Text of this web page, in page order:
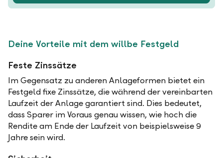
Deine Vorteile mit dem willbe Festgeld
Feste Zinssätze
Im Gegensatz zu anderen Anlageformen bietet ein
Festgeld fixe Zinssätze, die während der vereinbarten
Laufzeit der Anlage garantiert sind. Dies bedeutet,
dass Sparer im Voraus genau wissen, wie hoch die
Rendite am Ende der Laufzeit von beispielsweise 9
Jahre sein wird.